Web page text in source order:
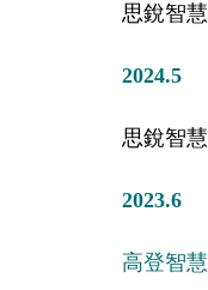
思銳智
2024.5
思銳智
2023.6
高登智